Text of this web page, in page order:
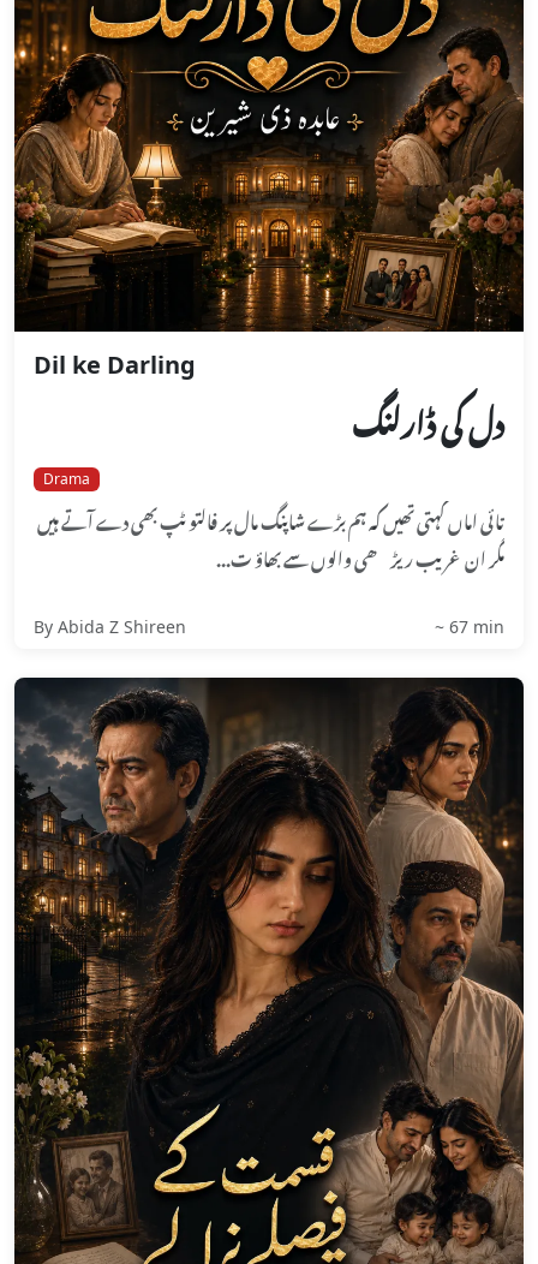
Dil ke Darling
دل کی ڈارلنگ
Drama
تائی اماں کہتی تھیں کہ ہم بڑے شاپنگ مال پر فالتو ٹپ بھی دے آتے ہیں
مگر ان غریب ریڑھی والوں سے بھاؤ ت...
By Abida Z Shireen ~ 67 min